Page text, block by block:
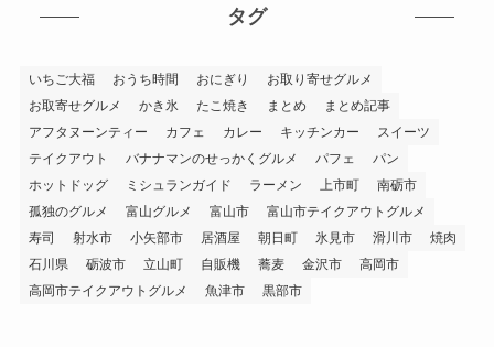
タグ
いちご大福 おうち時間 おにぎり
お取り寄せグルメ
お取寄せグルメ
かき氷 たこ焼き まとめ
まとめ記事
アフタヌーンティー
カフェ カレー キッチンカー
スイーツ
テイクアウト
バナナマンのせっかくグルメ パフェ
パン
ホットドッグ
ミシュランガイド ラーメン 上市町
南砺市
孤独のグルメ
富山グルメ 富山市
富山市テイクアウトグルメ
寿司
射水市 小矢部市 居酒屋 朝日町 氷見市 滑川市
焼肉
石川県
砺波市 立山町 自販機 蕎麦 金沢市
高岡市
高岡市テイクアウトグルメ
魚津市 黒部市